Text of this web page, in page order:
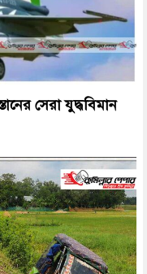
সেরা যুদ্ধবিমান